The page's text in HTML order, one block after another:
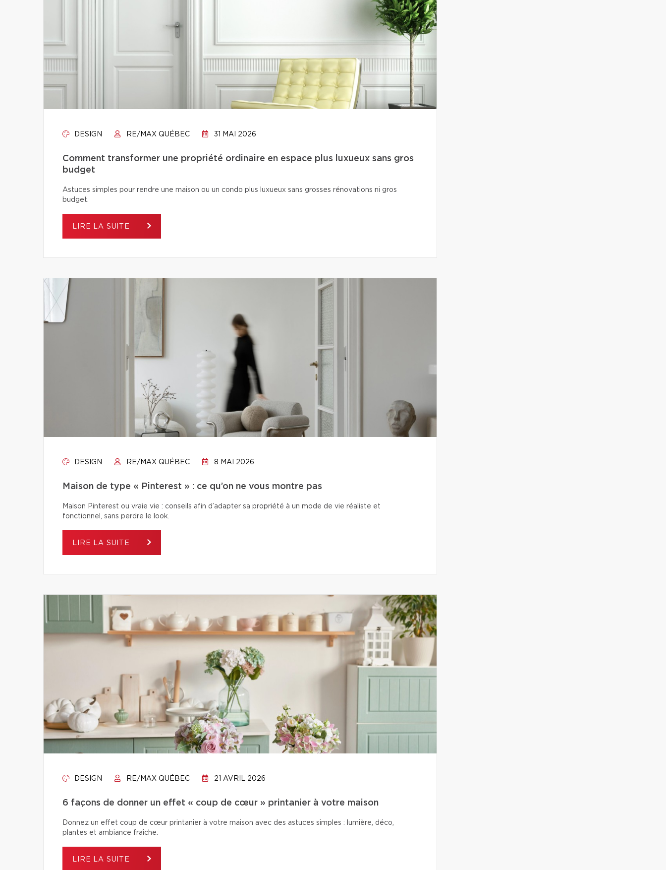
DESIGN RE/MAX QUÉBEC 31 MAI 2026
Comment transformer une propriété ordinaire en espace plus luxueux sans gros
budget
Astuces simples pour rendre une maison ou un condo plus luxueux sans grosses rénovations ni gros
budget.
LIRE LA SUITE
DESIGN RE/MAX QUÉBEC 8 MAI 2026
Maison de type « Pinterest » : ce qu’on ne vous montre pas
Maison Pinterest ou vraie vie : conseils afin d’adapter sa propriété à un mode de vie réaliste et
fonctionnel, sans perdre le look.
LIRE LA SUITE
DESIGN RE/MAX QUÉBEC 21 AVRIL 2026
6 façons de donner un effet « coup de cœur » printanier à votre maison
Donnez un effet coup de cœur printanier à votre maison avec des astuces simples : lumière, déco,
plantes et ambiance fraîche.
LIRE LA SUITE